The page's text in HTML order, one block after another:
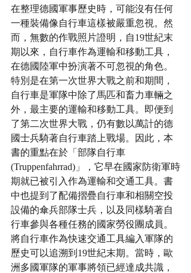
在整理德國軍事歷史時，可能沒有任何
一種裝備像自行車這樣被嚴重忽視。然
而，無數的作戰照片證明，自19世紀末
期以來，自行車作為運輸和移動工具，
在德國陸軍中扮演著不可忽視的角色。
特別是在第一次世界大戰之前和期間，
自行車是軍隊中除了馬匹和畜力車輛之
外，最主要的運輸和移動工具。即便到
了第二次世界大戰，仍有數以萬計的德
國士兵騎著自行車踏上戰場。因此，本
書的重點在於「部隊自行車
(Truppenfahrrad)」，它早在國家防衛軍時
期就已被引入作為運輸和交通工具。書
中也提到了配備摺疊自行車和相關空投
設備的傘兵部隊士兵，以及同樣騎著自
行車參與各種任務的國家勞役團成員。
將自行車作為快速交通工具編入軍隊的
歷史可以追溯到19世紀末期。當時，歐
洲多國軍隊的軍事將領已經達成共識，